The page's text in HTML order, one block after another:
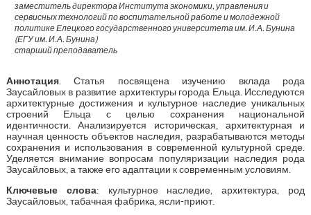
заместитель директора Института экономики, управления и
сервисных технологий по воспитательной работе и молодежной
политике Елецкого государственного университета им. И.А. Бунина
(ЕГУ им. И.А. Бунина)
старший преподаватель
Аннотация. Статья посвящена изучению вклада рода
Заусайловых в развитие архитектуры города Ельца. Исследуются
архитектурные достижения и культурное наследие уникальных
строений Ельца с целью сохранения национальной
идентичности. Анализируется историческая, архитектурная и
научная ценность объектов наследия, разрабатываются методы
сохранения и использования в современной культурной среде.
Уделяется внимание вопросам популяризации наследия рода
Заусайловых, а также его адаптации к современным условиям.
Ключевые слова: культурное наследие, архитектура, род
Заусайловых, табачная фабрика, ясли-приют.